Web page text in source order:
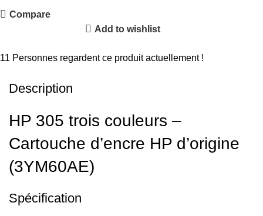
Compare
Add to wishlist
11 Personnes regardent ce produit actuellement !
Description
HP 305 trois couleurs –
Cartouche d’encre HP d’origine
(3YM60AE)
Spécification